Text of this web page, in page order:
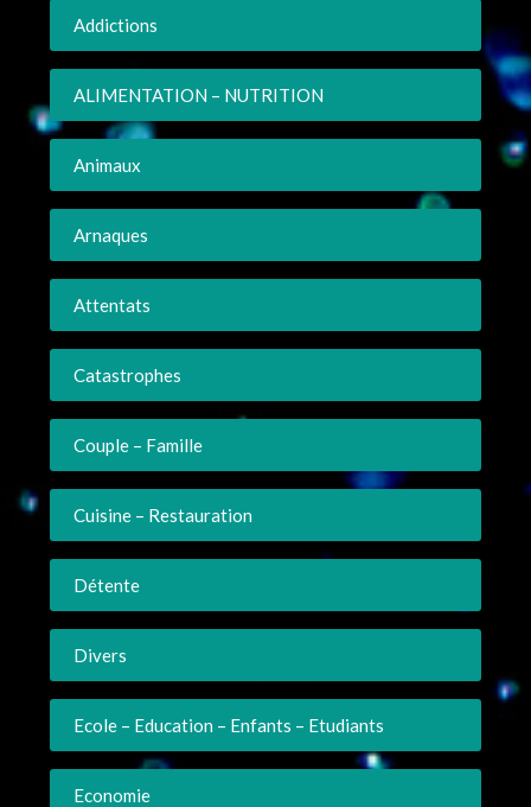
Addictions
ALIMENTATION – NUTRITION
Animaux
Arnaques
Attentats
Catastrophes
Couple – Famille
Cuisine – Restauration
Détente
Divers
Ecole – Education – Enfants – Etudiants
Economie